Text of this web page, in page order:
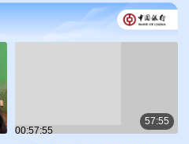
00:57:55
57:55